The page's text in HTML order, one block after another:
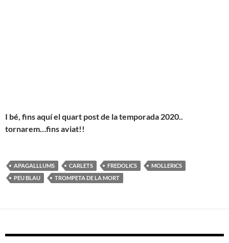
I bé, fins aquí el quart post de la temporada 2020..
tornarem…fins aviat!!
APAGALLLUMS CARLETS FREDOLICS
MOLLERICS
PEU BLAU
TROMPETA DE LA MORT